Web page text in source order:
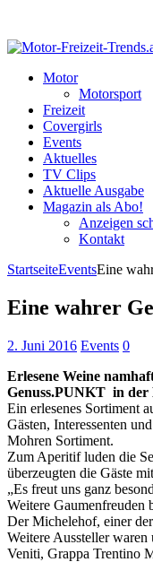
Motor
Motorsport
Freizeit
Covergirls
Events
Aktuelles
TV Clips
Aktuelle Ausgabe
Magazin als Abo!
Anzeigen
Kontakt
StartseiteEventsEine
Eine wahrer
2. Juni 2016 Events 0
Erlesene Weine
Genuss.PUNKT in der
Ein erlesenes Sortiment
Gästen, Interessenten
Mohren Sortiment.
Zum Aperitif luden die
überzeugten die Gäste
„Es freut uns ganz
Weitere Gaumenfreuden
Der Michelehof, einer
Weitere Aussteller
Veniti, Grappa Trentino